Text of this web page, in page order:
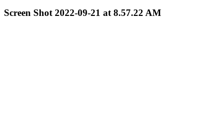
Screen Shot 2022-09-21 at 8.57.22 AM